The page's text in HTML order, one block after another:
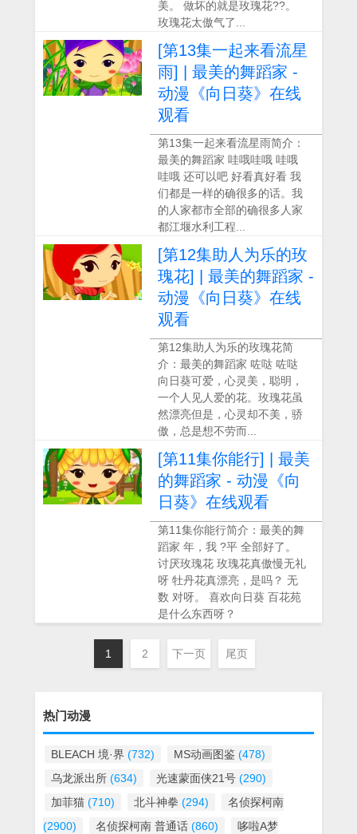
美。 做坏的就是玫瑰花??。
玫瑰花太傲气了...
[第13集一起来看流星
雨] | 最美的舞蹈家 -
动漫《向日葵》在线
观看
第13集一起来看流星雨简介：
最美的舞蹈家 哇哦哇哦 哇哦
哇哦 还可以吧 好看真好看 我
们都是一样的确很多的话。我
的人家都市全部的确很多人家
都江堰水利工程...
[第12集助人为乐的玫
瑰花] | 最美的舞蹈家 -
动漫《向日葵》在线
观看
第12集助人为乐的玫瑰花简
介：最美的舞蹈家 咗哒 咗哒
向日葵可爱，心灵美，聪明，
一个人见人爱的花。玫瑰花虽
然漂亮但是，心灵却不美，骄
傲，总是想不劳而...
[第11集你能行] | 最美
的舞蹈家 - 动漫《向
日葵》在线观看
第11集你能行简介：最美的舞
蹈家 年，我 ?平 全部好了。
讨厌玫瑰花 玫瑰花真傲慢无礼
呀 牡丹花真漂亮，是吗？ 无
数 对呀。 喜欢向日葵 百花苑
是什么东西呀？
1 2 下一页 尾页
热门动漫
BLEACH 境·界 (732) MS动画图鉴 (478)
乌龙派出所 (634) 光速蒙面侠21号 (290)
加菲猫 (710) 北斗神拳 (294)
名侦探柯南
(2900)
名侦探柯南 普通话 (860)
哆啦A梦